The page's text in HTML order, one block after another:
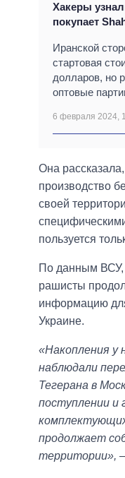
Хакеры
покупает
Иранской
стартовая
долларов, но
оптовые
6 февраля 2024,
Она
производство
своей
пользуется
По данным ВСУ,
рашисты
информацию
Украине.
«Накопления у
наблюдали
Тегерана в
поступлении и
комплектующих
продолжает
территории»,